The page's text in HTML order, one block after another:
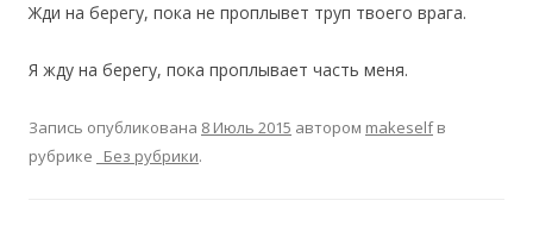
Жди на берегу, пока не проплывет труп твоего врага.
Я жду на берегу, пока проплывает часть меня.
Запись опубликована 8 Июль 2015 автором makeselfв
рубрике
_Без рубрики.